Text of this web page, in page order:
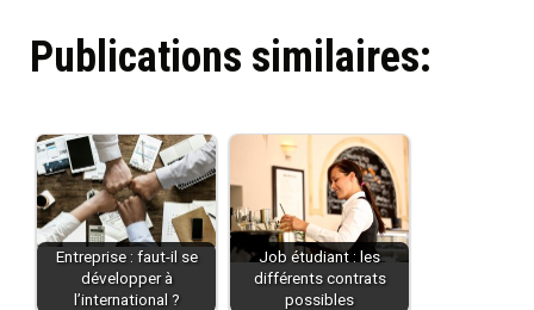
Publications similaires:
Entreprise : faut-il se
développer à
l’international ?
Job étudiant : les
différents contrats
possibles